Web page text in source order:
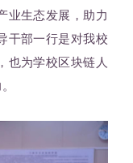
业生态发展，助力
干部一行是对我校
也为学校区块链人